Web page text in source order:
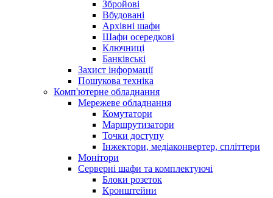
Збройові
Вбудовані
Архівні шафи
Шафи осередкові
Ключниці
Банківські
Захист інформації
Пошукова техніка
Комп'ютерне обладнання
Мережеве обладнання
Комутатори
Маршрутизатори
Точки доступу
Інжектори, медіаконвертер, спліттери
Монітори
Серверні шафи та комплектуючі
Блоки розеток
Кронштейни